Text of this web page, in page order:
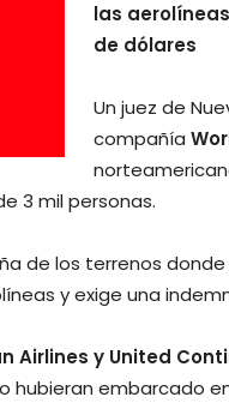
las
de dólares
Un juez de
compañía
3 mil personas.
de los terrenos
y exige una
Airlines y United
hubieran embarcado